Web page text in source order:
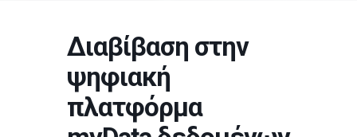
Διαβίβαση στην
ψηφιακή
πλατφόρμα